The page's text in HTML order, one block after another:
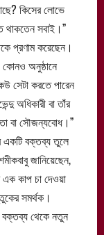
কিসের লোভে
থাকতেন সবাই।”
প্রণাম করেছেন।
কোনও অনুষ্ঠানে
সেটা করতে পারেন
অধিকারী বা তাঁর
বা সৌজন্যবোধ।”
একটি বক্তব্য তুলে
জানিয়েছেন,
কাপ চা দেওয়া
সমর্থক।
বক্তব্য থেকে নতুন